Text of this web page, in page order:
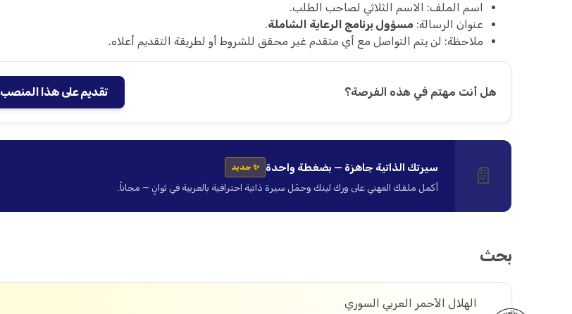
اسم الملف: الاسم الثلاثي لصاحب الطلب.
عنوان الرسالة: مسؤول برنامج الرعاية الشاملة.
ملاحظة: لن يتم التواصل مع أي متقدم غير محقق للشروط أو لطريقة التقديم أعلاه.
هل أنت مهتم في هذه الفرصة؟ تقديم على هذا المنصب
📄 سيرتك الذاتية جاهزة — بضغطة واحدة ✨ جديد
أكمل ملفك المهني على ورك لينك وحمّل سيرة ذاتية احترافية بالعربية في ثوانٍ — مجاناً.
بحث
الهلال الأحمر العربي السوري